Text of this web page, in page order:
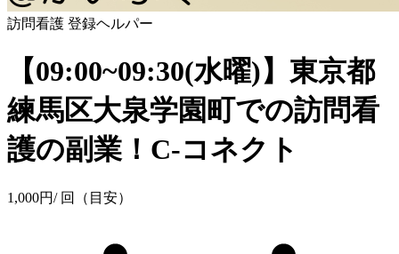
訪問看護 登録ヘルパー
【09:00~09:30(水曜)】東京都
練馬区大泉学園町での訪問看
護の副業！C-コネクト
1,000円/ 回（目安）